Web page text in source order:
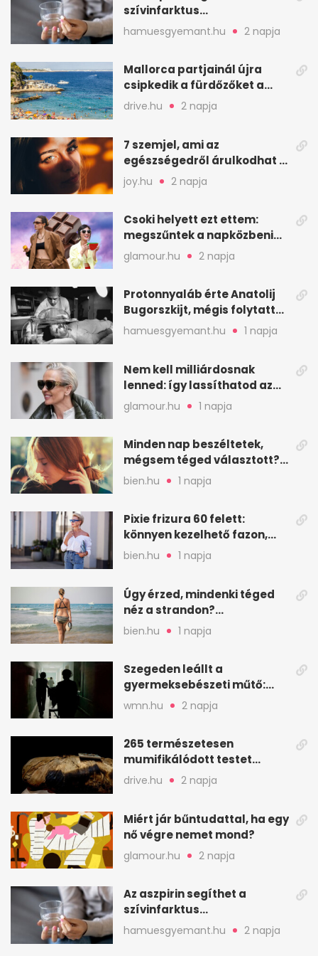
szívinfarktus
megelőzésében, de nem
mindenkinek
hamuesgyemant.hu 2 napja
Mallorca partjainál újra
csipkedik a fürdőzőket a
halak a sekély vízben
drive.hu 2 napja
7 szemjel, ami az
egészségedről árulkodhat –
erre figyelj oda
joy.hu 2 napja
Csoki helyett ezt ettem:
megszűntek a napközbeni
nassolási rohamok
glamour.hu 2 napja
Protonnyaláb érte Anatolij
Bugorszkijt, mégis folytatta
a munkát
hamuesgyemant.hu 1 napja
Nem kell milliárdosnak
lenned: így lassíthatod az
öregedést a biológus szerint
glamour.hu 1 napja
Minden nap beszéltetek,
mégsem téged választott?
Ez az érzelmi csapda
bien.hu 1 napja
Pixie frizura 60 felett:
könnyen kezelhető fazon,
ami karaktert ad
bien.hu 1 napja
Úgy érzed, mindenki téged
néz a strandon?
Pszichológusok szerint más
áll a háttérben
bien.hu 1 napja
Szegeden leállt a
gyermeksebészeti műtő:
elfogytak a tartalékok
wmn.hu 2 napja
265 természetesen
mumifikálódott testet
találtak egy váci templom
drive.hu 2 napja
Miért jár bűntudattal, ha egy
nő végre nemet mond?
glamour.hu 2 napja
Az aszpirin segíthet a
szívinfarktus
megelőzésében, de nem
mindenkinek
hamuesgyemant.hu 2 napja